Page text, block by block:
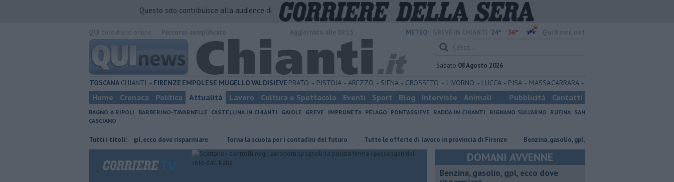
Questo sito contribuisce alla audience di
METEO: 24° 36°
Sabato 08 Agosto 2026
TOSCANA CHIANTI FIRENZE EMPOLESE MUGELLOVALDISIEVE PRATO PISTOIA AREZZO SIENA GROSSETO LIVORNO LUCCA PISA MASSA CARRARA
Home Cronaca Politica Attualità Lavoro Cultura e Spettacolo Eventi Sport Blog Interviste Animali Pubblicità Contatti
BAGNO A RIPOLI BARBERINO-TAVARNELLE CASTELLINA IN CHIANTI GAIOLE GREVE IMPRUNETA PELAGO PONTASSIEVE RADDA IN CHIANTI RIGNANO SULL'ARNO RUFINA SAN
CASCIANO
Tutti i titoli:
​Benzina, gasolio, gpl, ecco dove risparmiare Torna la scuola per i contadini del futuro ​Tutte le offerte di lavoro in provincia di Firenze ​Benzina, gasolio, gpl, ecco dove risparmiare
DOMANI AVVENNE
​Benzina, gasolio, gpl, ecco dove